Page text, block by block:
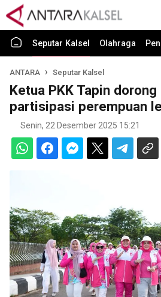
Seputar Kalsel Olahraga
ANTARA Seputar Kalsel
Ketua PKK Tapin dorong
partisipasi perempuan
Senin, 22 Desember 2025 15:21